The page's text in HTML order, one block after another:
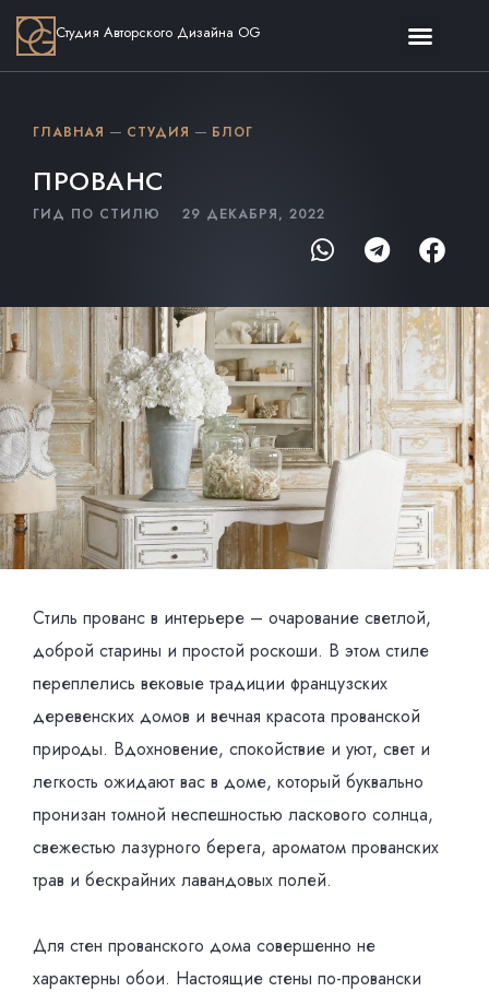
Студия Авторского Дизайна OG
ГЛАВНАЯ СТУДИЯ БЛОГ
ПРОВАНС
ГИД ПО СТИЛЮ 29 ДЕКАБРЯ, 2022
Стиль прованс в интерьере – очарование светлой,
доброй старины и простой роскоши. В этом стиле
переплелись вековые традиции французских
деревенских домов и вечная красота прованской
природы. Вдохновение, спокойствие и уют, свет и
легкость ожидают вас в доме, который буквально
пронизан томной неспешностью ласкового солнца,
свежестью лазурного берега, ароматом прованских
трав и бескрайних лавандовых полей.
Для стен прованского дома совершенно не
характерны обои. Настоящие стены по-провански